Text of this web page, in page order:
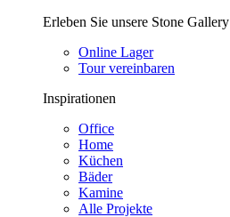
Erleben Sie unsere Stone Gallery
Online Lager
Tour vereinbaren
Inspirationen
Office
Home
Küchen
Bäder
Kamine
Alle Projekte